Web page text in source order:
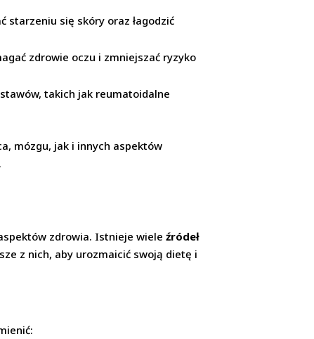
starzeniu się skóry oraz łagodzić
zdrowie oczu i zmniejszać ryzyko
takich jak reumatoidalne
mózgu, jak i innych aspektów
zdrowia. Istnieje wieleźródeł
z nich, aby urozmaicić swoją dietę i